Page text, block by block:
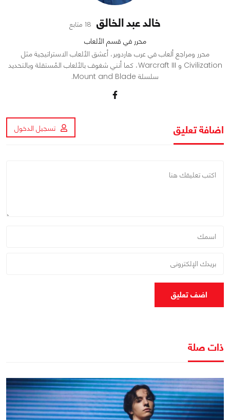
خالد عبد الخالق 18 متابع
محرر في قسم الألعاب
محرر ومراجع ألعاب في عرب هاردوير، أعشق الألعاب الاستراتيجية مثل
Civilization و Warcraft III، كما أنني شغوف بالألعاب المُستقلة وبالتحديد
سلسلة Mount and Blade.
اضافة تعليق تسجيل الدخول
اضف تعليق
ذات صلة